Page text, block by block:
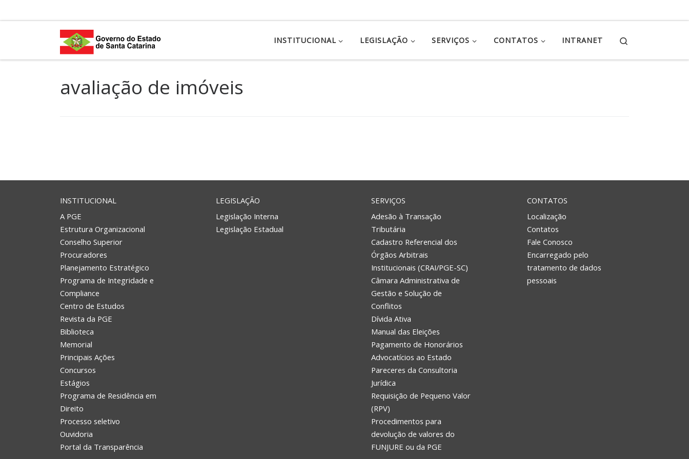
INSTITUCIONAL LEGISLAÇÃO SERVIÇOS CONTATOS INTRANET
avaliação de imóveis
INSTITUCIONAL
A PGE
Estrutura Organizacional
Conselho Superior
Procuradores
Planejamento Estratégico
Programa de Integridade e
Compliance
Centro de Estudos
Revista da PGE
Biblioteca
Memorial
Principais Ações
Concursos
Estágios
Programa de Residência em
Direito
Processo seletivo
Ouvidoria
Portal da Transparência
LEGISLAÇÃO
Legislação Interna
Legislação Estadual
SERVIÇOS
Adesão à Transação
Tributária
Cadastro Referencial dos
Órgãos Arbitrais
Institucionais (CRAI/PGE-SC)
Câmara Administrativa de
Gestão e Solução de
Conflitos
Dívida Ativa
Manual das Eleições
Pagamento de Honorários
Advocatícios ao Estado
Pareceres da Consultoria
Jurídica
Requisição de Pequeno Valor
(RPV)
Procedimentos para
devolução de valores do
FUNJURE ou da PGE
CONTATOS
Localização
Contatos
Fale Conosco
Encarregado pelo
tratamento de dados
pessoais